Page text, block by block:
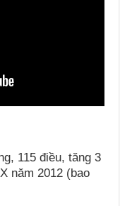
115 điều, tăng 3
năm 2012 (bao